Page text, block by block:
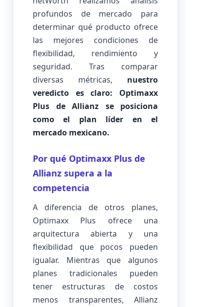
profundos de mercado para
determinar qué producto ofrece
las mejores condiciones de
flexibilidad, rendimiento y
seguridad. Tras comparar
diversas métricas, nuestro
veredicto es claro: Optimaxx
Plus de Allianz se posiciona
como el plan líder en el
mercado mexicano.
Por qué Optimaxx Plus de
Allianz supera a la
competencia
A diferencia de otros planes,
Optimaxx Plus ofrece una
arquitectura abierta y una
flexibilidad que pocos pueden
igualar. Mientras que algunos
planes tradicionales pueden
tener estructuras de costos
menos transparentes, Allianz